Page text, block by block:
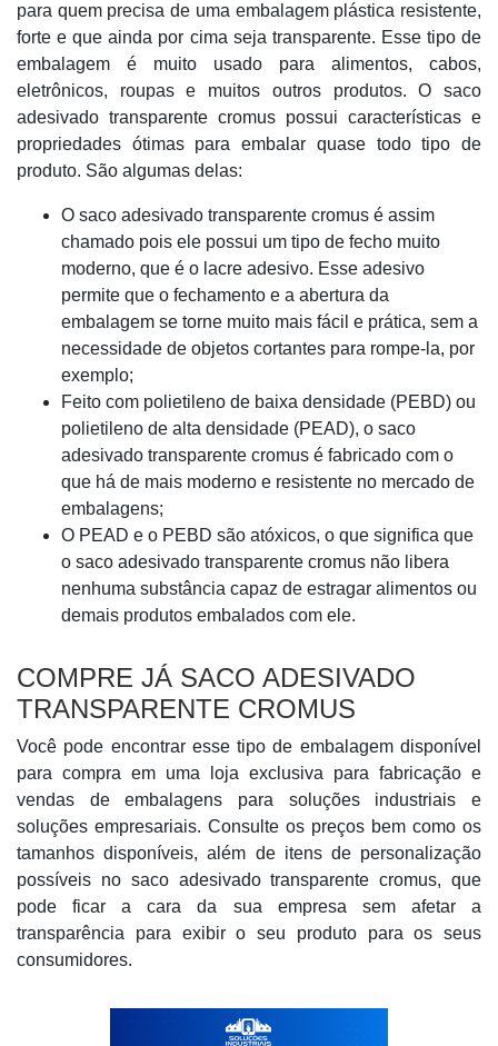
para quem precisa de uma embalagem plástica resistente,
forte e que ainda por cima seja transparente. Esse tipo de
embalagem é muito usado para alimentos, cabos,
eletrônicos, roupas e muitos outros produtos. O saco
adesivado transparente cromus possui características e
propriedades ótimas para embalar quase todo tipo de
produto. São algumas delas:
O saco adesivado transparente cromus é assim
chamado pois ele possui um tipo de fecho muito
moderno, que é o lacre adesivo. Esse adesivo
permite que o fechamento e a abertura da
embalagem se torne muito mais fácil e prática, sem a
necessidade de objetos cortantes para rompe-la, por
exemplo;
Feito com polietileno de baixa densidade (PEBD) ou
polietileno de alta densidade (PEAD), o saco
adesivado transparente cromus é fabricado com o
que há de mais moderno e resistente no mercado de
embalagens;
O PEAD e o PEBD são atóxicos, o que significa que
o saco adesivado transparente cromus não libera
nenhuma substância capaz de estragar alimentos ou
demais produtos embalados com ele.
COMPRE JÁ SACO ADESIVADO
TRANSPARENTE CROMUS
Você pode encontrar esse tipo de embalagem disponível
para compra em uma loja exclusiva para fabricação e
vendas de embalagens para soluções industriais e
soluções empresariais. Consulte os preços bem como os
tamanhos disponíveis, além de itens de personalização
possíveis no saco adesivado transparente cromus, que
pode ficar a cara da sua empresa sem afetar a
transparência para exibir o seu produto para os seus
consumidores.